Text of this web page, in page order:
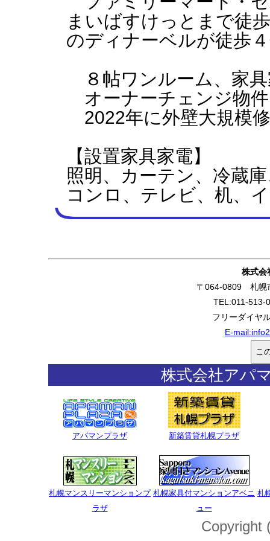
まいばすけっとまで徒
のディナーベルが徒歩
８帖ワンルーム、家
オーナーチェンジ物
2022年に外壁大規模
【設置家具家電】
照明、カーテン、冷蔵
コンロ、テレビ、机、
株式会
〒064-0809 札幌
TEL:011-
フリーダイヤ
E-mail:
株式会社アパ
アパマンプラザ 新築賃貸札幌プラザ
札幌マンスリーマンションプ
ラザ
札幌家具付マンションアベニ
ュー
札
Copyright